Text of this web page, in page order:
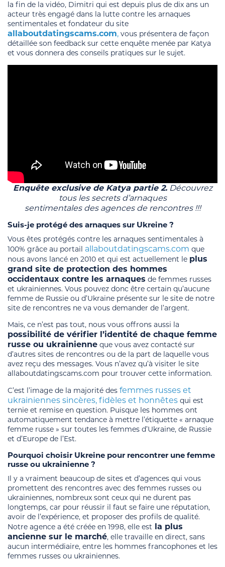
la fin de la vidéo, Dimitri qui est depuis plus de dix ans un
acteur très engagé dans la lutte contre les arnaques
sentimentales et fondateur du site
allaboutdatingscams.com, vous présentera de façon
détaillée son feedback sur cette enquête menée par Katya
et vous donnera des conseils pratiques sur le sujet.
Enquête exclusive de Katya partie 2.Découvrez
tous les secrets d’arnaques
sentimentales des agences de rencontres !!!
Suis-je protégé des arnaques sur Ukreine ?
Vous êtes protégés contre les arnaques sentimentales à
100% grâce au portail allaboutdatingscams.com que
nous avons lancé en 2010 et qui est actuellement le plus
grand site de protection des hommes
occidentaux contre les arnaques de femmes russes
et ukrainiennes. Vous pouvez donc être certain qu’aucune
femme de Russie ou d’Ukraine présente sur le site de notre
site de rencontres ne va vous demander de l’argent.
Mais, ce n’est pas tout, nous vous offrons aussi la
possibilité de vérifier l’identité de chaque femme
russe ou ukrainienne que vous avez contacté sur
d’autres sites de rencontres ou de la part de laquelle vous
avez reçu des messages. Vous n’avez qu’à visiter le site
allaboutdatingscams.com pour trouver cette information.
C’est l’image de la majorité des femmes russes et
ukrainiennes sincères, fidèles et honnêtes qui est
ternie et remise en question. Puisque les hommes ont
automatiquement tendance à mettre l’étiquette « arnaque
femme russe » sur toutes les femmes d’Ukraine, de Russie
et d’Europe de l’Est.
Pourquoi choisir Ukreine pour rencontrer une femme
russe ou ukrainienne ?
Il y a vraiment beaucoup de sites et d’agences qui vous
promettent des rencontres avec des femmes russes ou
ukrainiennes, nombreux sont ceux qui ne durent pas
longtemps, car pour réussir il faut se faire une réputation,
avoir de l’expérience, et proposer des profils de qualité.
Notre agence a été créée en 1998, elle est la plus
ancienne sur le marché, elle travaille en direct, sans
aucun intermédiaire, entre les hommes francophones et les
femmes russes ou ukrainiennes.